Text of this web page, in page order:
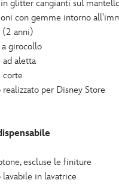
glitter cangianti sul
con gemme intorno
anni)
girocollo
ad aletta
corte
per Disney Store
escluse le finiture
lavabile in lavatrice